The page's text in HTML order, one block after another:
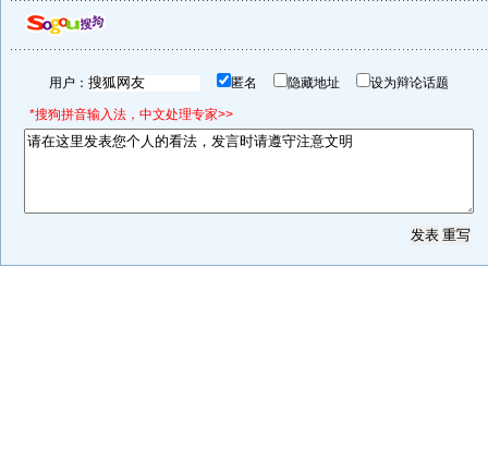
用户： 匿名 隐藏地址 设为辩论话题
*搜狗拼音输入法，中文处理专家>>